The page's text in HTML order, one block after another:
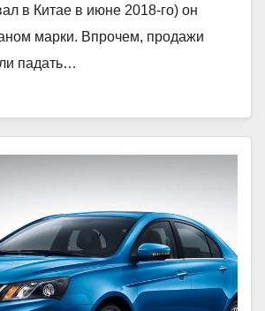
в Китае в июне 2018-го) он
марки. Впрочем, продажи
падать…